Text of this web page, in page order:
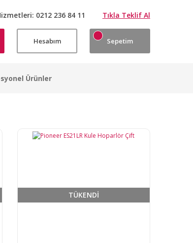
0212 236 84 11 Tıkla Teklif Al
Hesabım Sepetim
Ürünler
TÜKENDİ